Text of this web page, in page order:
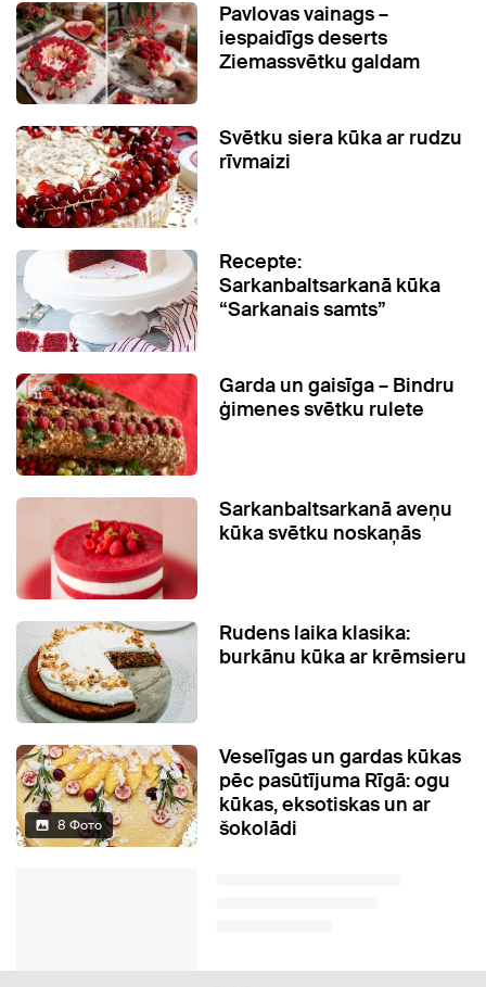
Pavlovas vainags –
iespaidīgs deserts
Ziemassvētku galdam
Svētku siera kūka ar rudzu
rīvmaizi
Recepte:
Sarkanbaltsarkanā kūka
“Sarkanais samts”
Garda un gaisīga – Bindru
ģimenes svētku rulete
Sarkanbaltsarkanā aveņu
kūka svētku noskaņās
Rudens laika klasika:
burkānu kūka ar krēmsieru
8 Фото
Veselīgas un gardas kūkas
pēc pasūtījuma Rīgā: ogu
kūkas, eksotiskas un ar
šokolādi